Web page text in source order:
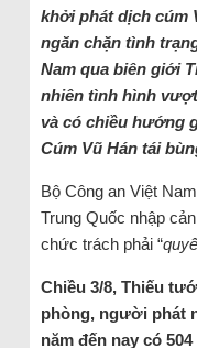
khởi phát dịch cúm
ngăn chặn tình
Nam qua biên giới
nhiên tình hình
và có chiều hướng
Cúm Vũ Hán tái
Bộ Công an Việt
Trung Quốc nhập
chức trách phải “
Chiều 3/8, Thiếu
phòng, người phát
năm đến nay có